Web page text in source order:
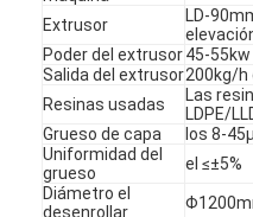
Extrusor
LD-
Poder del extrusor45-55kw
Salida del extrusor200kg/h
Resinas usadas
Las
LDPE/
Grueso de capa
los 8-
Uniformidad del
grueso
el ≤±5%
Diámetro el
desenrollar